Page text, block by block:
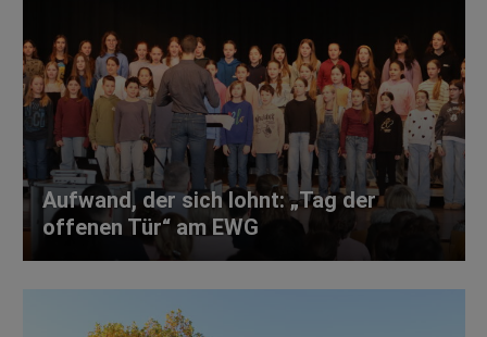
Aufwand, der sich lohnt: „Tag der
offenen Tür“ am EWG